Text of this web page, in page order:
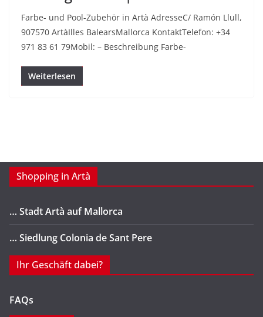
Farbe- und Pool-Zubehör in Artà AdresseC/ Ramón Llull,
907570 ArtàIlles BalearsMallorca KontaktTelefon: +34
971 83 61 79Mobil: – Beschreibung Farbe-
Weiterlesen
Shopping in Artà
… Stadt Artà auf Mallorca
… Siedlung Colonia de Sant Pere
Ihr Geschäft dabei?
FAQs